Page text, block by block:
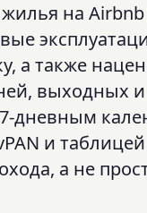
на
а также
выходных
дневным
и
а не